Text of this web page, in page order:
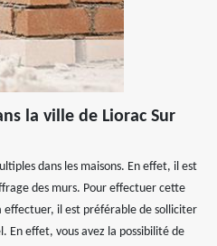
la ville de Liorac Sur
dans les maisons. En effet, il est
des murs. Pour effectuer cette
il est préférable de solliciter
En effet, vous avez la possibilité de